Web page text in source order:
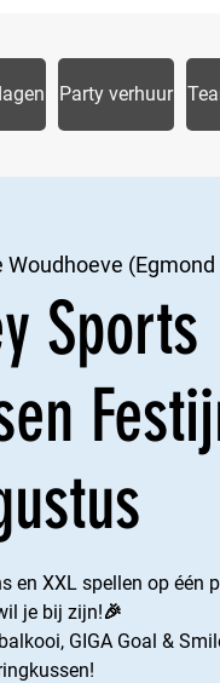
Party verhuur
Woudhoeve
Sports
en XXL spellen op één
je bij zijn!🎉
GIGA Goal &